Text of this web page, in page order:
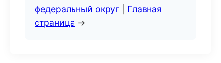
федеральный округ
Главная
страница →